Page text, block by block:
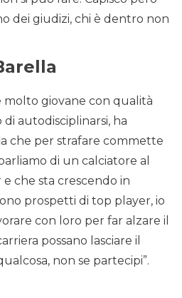
dei giudizi, chi è dentro non
molto giovane con qualità
autodisciplinarsi, ha
che per strafare commette
di un calciatore al
che sta crescendo in
prospetti di top player, io
con loro per far alzare il
possano lasciare il
non se partecipi”.